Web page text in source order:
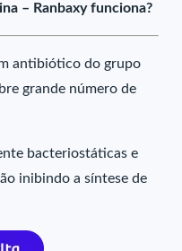
– Ranbaxy funciona?
antibiótico do grupo
grande número de
bacteriostáticas e
inibindo a síntese de